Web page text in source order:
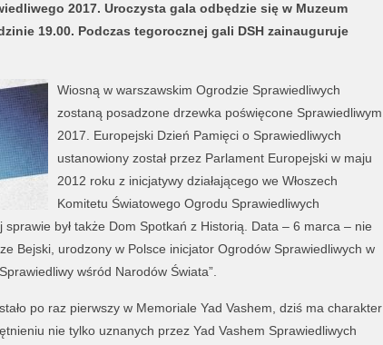
2017. Uroczysta gala odbędzie się w Muzeum
19.00. Podczas tegorocznej gali DSH zainauguruje
Wiosną w warszawskim Ogrodzie Sprawiedliwych
zostaną posadzone drzewka poświęcone Sprawiedliwym
2017. Europejski Dzień Pamięci o Sprawiedliwych
ustanowiony został przez Parlament Europejski w maju
2012 roku z inicjatywy działającego we Włoszech
Komitetu Światowego Ogrodu Sprawiedliwych
był także Dom Spotkań z Historią. Data – 6 marca – nie
Bejski, urodzony w Polsce inicjator Ogrodów Sprawiedliwych w
wśród Narodów Świata”.
po raz pierwszy w Memoriale Yad Vashem, dziś ma charakter
nie tylko uznanych przez Yad Vashem Sprawiedliwych